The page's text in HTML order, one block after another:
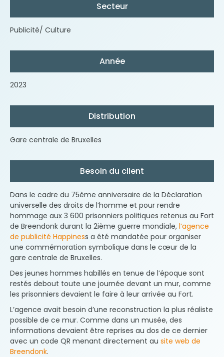
Secteur
Publicité/ Culture
Année
2023
Distribution
Gare centrale de Bruxelles
Besoin du client
Dans le cadre du 75ème anniversaire de la Déclaration
universelle des droits de l’homme et pour rendre
hommage aux 3 600 prisonniers politiques retenus au Fort
de Breendonk durant la 2ième guerre mondiale, l’agence
de publicité Happiness a été mandatée pour organiser
une commémoration symbolique dans le cœur de la
gare centrale de Bruxelles.
Des jeunes hommes habillés en tenue de l’époque sont
restés debout toute une journée devant un mur, comme
les prisonniers devaient le faire à leur arrivée au Fort.
L’agence avait besoin d’une reconstruction la plus réaliste
possible de ce mur. Comme dans un musée, des
informations devaient être reprises au dos de ce dernier
avec un code QR menant directement au site web de
Breendonk.